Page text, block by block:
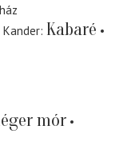
Kander Kabaré
mór